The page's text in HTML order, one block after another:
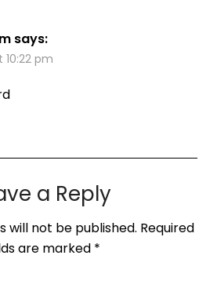
says:
10:22 pm
a Reply
will not be published. Required
are marked *